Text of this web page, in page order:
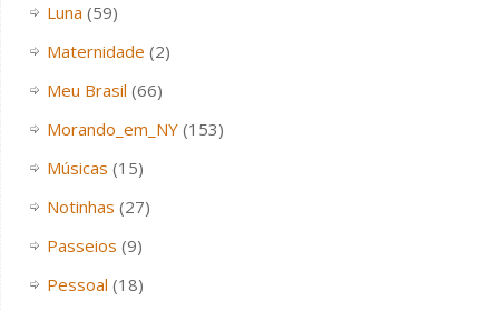
Luna (59)
Maternidade (2)
Meu Brasil (66)
Morando_em_NY(153)
Músicas (15)
Notinhas (27)
Passeios (9)
Pessoal (18)